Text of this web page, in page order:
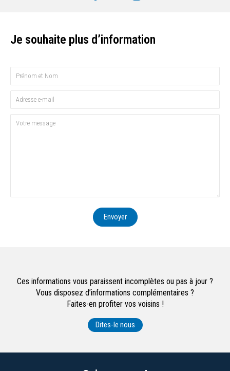
Je souhaite plus d’information
Envoyer
Ces informations vous paraissent incomplètes ou pas à jour ?
Vous disposez d’informations complémentaires ?
Faites-en profiter vos voisins !
Dites-le nous